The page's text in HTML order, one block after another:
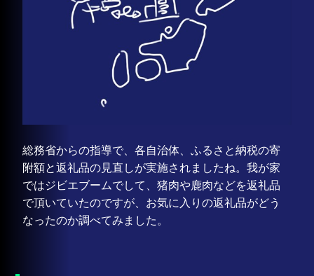
総務省からの指導で、各自治体、ふるさと納税の寄
附額と返礼品の見直しが実施されましたね。我が家
ではジビエブームでして、猪肉や鹿肉などを返礼品
で頂いていたのですが、お気に入りの返礼品がどう
なったのか調べてみました。